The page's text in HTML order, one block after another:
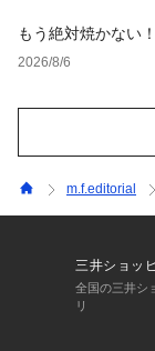
もう絶対焼かない
2026/8/6
m.f.editorial
三井ショッ
全国の三井シ
リ